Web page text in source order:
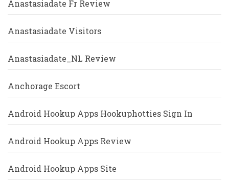
Anastasiadate Fr Review
Anastasiadate Visitors
Anastasiadate_NL Review
Anchorage Escort
Android Hookup Apps Hookuphotties Sign In
Android Hookup Apps Review
Android Hookup Apps Site